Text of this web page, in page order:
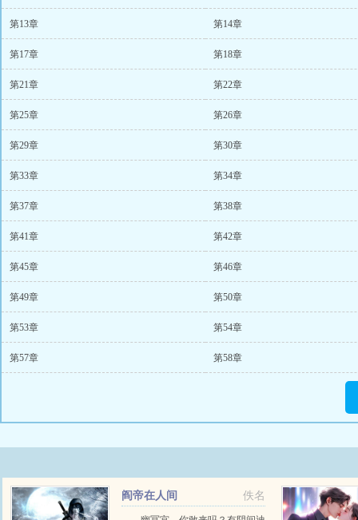
第13章 第14章
第17章 第18章
第21章 第22章
第25章 第26章
第29章 第30章
第33章 第34章
第37章 第38章
第41章 第42章
第45章 第46章
第49章 第50章
第53章 第54章
第57章 第58章
佚名
阎帝在人间